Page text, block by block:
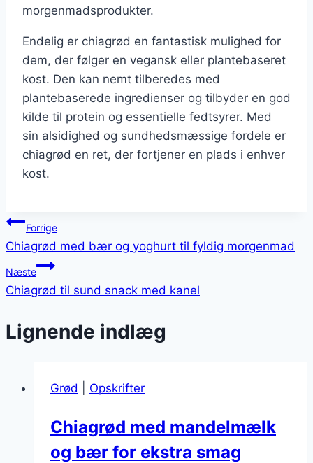
morgenmadsprodukter.
Endelig er chiagrød en fantastisk mulighed for
dem, der følger en vegansk eller plantebaseret
kost. Den kan nemt tilberedes med
plantebaserede ingredienser og tilbyder en god
kilde til protein og essentielle fedtsyrer. Med
sin alsidighed og sundhedsmæssige fordele er
chiagrød en ret, der fortjener en plads i enhver
kost.
Indlægsnavigation
Forrige
Chiagrød med bær og yoghurt til fyldig morgenmad
Næste
Chiagrød til sund snack med kanel
Lignende indlæg
Grød Opskrifter
Chiagrød med mandelmælk
og bær for ekstra smag